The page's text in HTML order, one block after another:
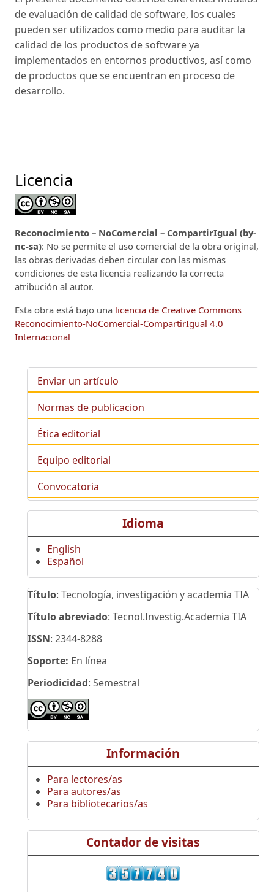
de evaluación de calidad de software, los cuales
pueden ser utilizados como medio para auditar la
calidad de los productos de software ya
implementados en entornos productivos, así como
de productos que se encuentran en proceso de
desarrollo.
Licencia
Reconocimiento – NoComercial – CompartirIgual (by-
nc-sa): No se permite el uso comercial de la obra original,
las obras derivadas deben circular con las mismas
condiciones de esta licencia realizando la correcta
atribución al autor.
Esta obra está bajo una licencia de Creative Commons
Reconocimiento-NoComercial-CompartirIgual 4.0
Internacional
Enviar un artículo
Normas de publicacion
Ética editorial
Equipo editorial
Convocatoria
Idioma
English
Español
Título: Tecnología, investigación y academia TIA
Título abreviado: Tecnol.Investig.Academia TIA
ISSN: 2344-8288
Soporte: En línea
Periodicidad: Semestral
Información
Para lectores/as
Para autores/as
Para bibliotecarios/as
Contador de visitas